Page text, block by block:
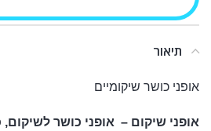
תיאור
אופני כושר שיקומיים
אופני שיקום – אופני כושר